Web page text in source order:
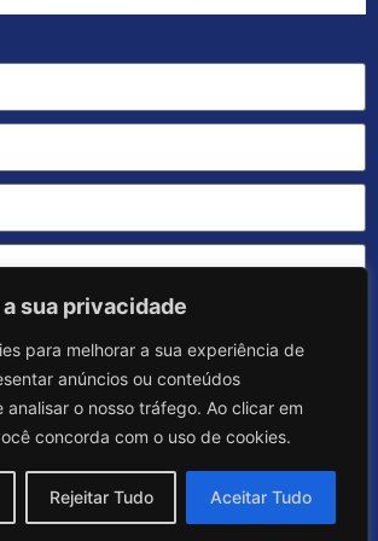
sua privacidade
para melhorar a sua experiência de
anúncios ou conteúdos
analisar o nosso tráfego. Ao clicar em
concorda com o uso de cookies.
Rejeitar Tudo Aceitar Tudo
Enviar